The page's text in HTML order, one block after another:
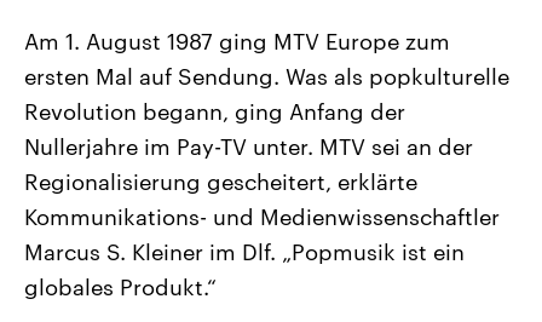
USA
Aktuelle Beiträge, Analysen und
Hintergründe
Wirtschaftlich und militärisch
gehören die Vereinigten Staaten zu
den mächtigsten Ländern der Erde,
mit großem Einfluss auf das
Nahostkonflikt
Aktuelle Lage und
Der Überfall der
Terrororganisation Hamas
Oktober 2023 auf Israel
Region wieder die Gewalt
Israel möchte die Hamas
Libanon vom Iran
Sendungen Programm
Am 1. August 1987 ging MTV Europe zum
ersten Mal auf Sendung. Was als popkulturelle
Revolution begann, ging Anfang der
Nullerjahre im Pay-TV unter. MTV sei an der
Regionalisierung gescheitert, erklärte
Kommunikations- und Medienwissenschaftler
Marcus S. Kleiner im Dlf. „Popmusik ist ein
globales Produkt.“